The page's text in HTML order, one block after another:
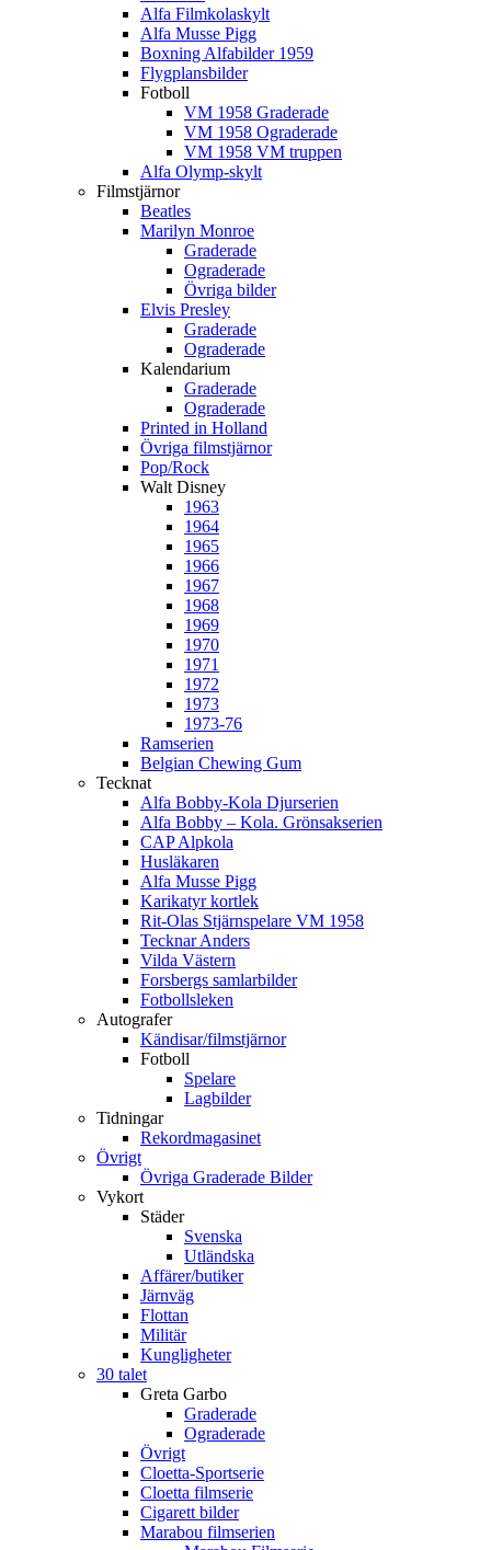
Alfa Filmkolaskylt
Alfa Musse Pigg
Boxning Alfabilder 1959
Flygplansbilder
Fotboll
VM 1958 Graderade
VM 1958 Ograderade
VM 1958 VM truppen
Alfa Olymp-skylt
Filmstjärnor
Beatles
Marilyn Monroe
Graderade
Ograderade
Övriga bilder
Elvis Presley
Graderade
Ograderade
Kalendarium
Graderade
Ograderade
Printed in Holland
Övriga filmstjärnor
Pop/Rock
Walt Disney
1963
1964
1965
1966
1967
1968
1969
1970
1971
1972
1973
1973-76
Ramserien
Belgian Chewing Gum
Tecknat
Alfa Bobby-Kola Djurserien
Alfa Bobby – Kola. Grönsakserien
CAP Alpkola
Husläkaren
Alfa Musse Pigg
Karikatyr kortlek
Rit-Olas Stjärnspelare VM 1958
Tecknar Anders
Vilda Västern
Forsbergs samlarbilder
Fotbollsleken
Autografer
Kändisar/filmstjärnor
Fotboll
Spelare
Lagbilder
Tidningar
Rekordmagasinet
Övrigt
Övriga Graderade Bilder
Vykort
Städer
Svenska
Utländska
Affärer/butiker
Järnväg
Flottan
Militär
Kungligheter
30 talet
Greta Garbo
Graderade
Ograderade
Övrigt
Cloetta-Sportserie
Cloetta filmserie
Cigarett bilder
Marabou filmserien